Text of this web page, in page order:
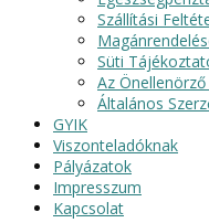
Szállítási
Süti
Az
Általános
GYIK
Viszonteladóknak
Pályázatok
Impresszum
Kapcsolat